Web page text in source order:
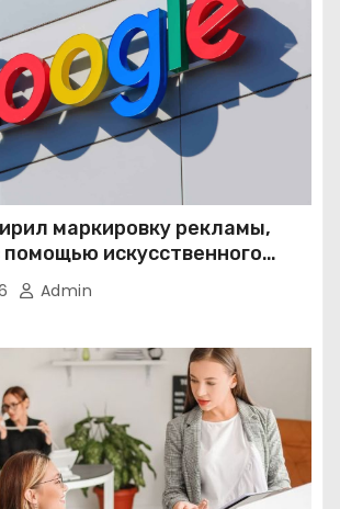
маркировку рекламы,
помощью искусственного
Admin